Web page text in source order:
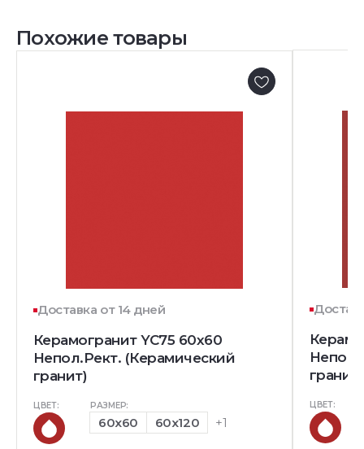
Похожие товары
Доставка от 14 дней
Керамогранит YC75 60x60
Непол.Рект. (Керамический
гранит)
ЦВЕТ: РАЗМЕР:
60x60 60x120 +1
гранит)
ЦВЕТ: